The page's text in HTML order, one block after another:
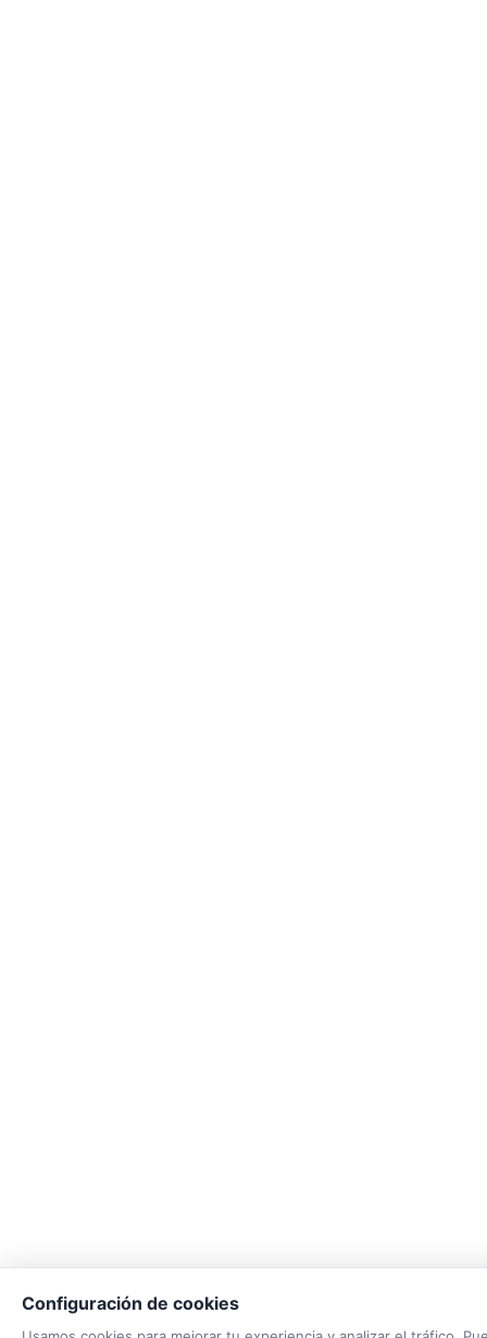
Configuración de cookies